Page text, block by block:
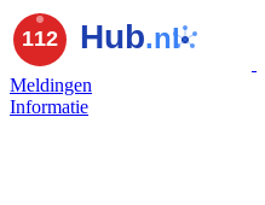
Meldingen
Informatie